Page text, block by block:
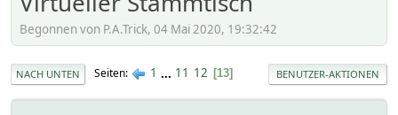
Begonnen von P.A.Trick, 04 Mai 2020, 19:32:42
NACH UNTEN Seiten 1 ... 11 12 13 BENUTZER-AKTIONEN